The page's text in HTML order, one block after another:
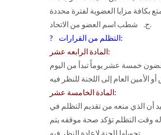
‌ج. شطب اسم العضو من الاتحاد.
? التظلم من القرارات:
المادة الرابعه عشر:
غضون خمسة عشر يوماً تبدأ من اليوم
أو الأمين العام إلى اللجنة للنظر فيه
المادة الخامسة عشر:
أن الذي منعه من تقديم التظلم في
وقت التظلم تؤكد صحة موقفه يتم
تحويلها للجنة لإعادة النظر فيه